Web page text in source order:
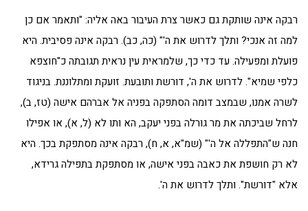
רבקה אינה שותקת גם כאשר צרת העיבור באה אליה: "ותאמר אם כן
למה זה אנכי? ותלך לדרוש את ה'" (כה, כב). רבקה אינה פסיבית. היא
פועלת ומפעילה. עד כדי כך, שלמראית עין נראית תגובתה כ"חוצפא
כלפי שמיא". לדרוש את ה', דורשת ותובעת. זועקת ומתלוננת. בניגוד
לשרה אמנו, שבמצב דומה הסתפקה בפניה אל אברהם אישה (טז, ב),
לרחל שביכתה את מר גורלה בפני יעקב, הא ותו לא (ל, א), או אפילו
חנה ש"התפללה אל ה'" (שמ"א, א, ח), רבקה אינה מסתפקת בכך. היא
לא רק חושפת את כאבה בפני אישה, או מסתפקת בתפילה גרידא,
אלא "דורשת". ותלך לדרוש את ה'.